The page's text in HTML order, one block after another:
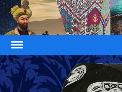
Skip
to
content